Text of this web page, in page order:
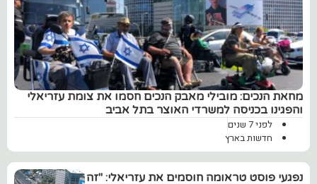
מחאת הנכים: מובילי מאבק הנכים חסמו את צומת עזריאלי
והפגינו בכניסה למשרדי האוצר בתל אביב
לפני 7 שנים
חדשות בארץ
נפגעי פוסט טראומה חוסמים את עזריאלי: ‏"זה